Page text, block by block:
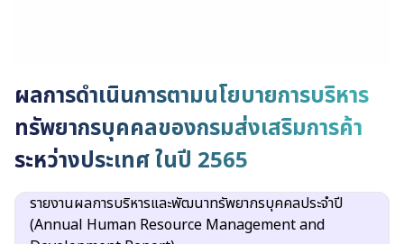
ผลการดำเนินการตามนโยบายการบริหาร
ทรัพยากรบุคคลของกรมส่งเสริมการค้า
ระหว่างประเทศ ในปี 2565
รายงานผลการบริหารและพัฒนาทรัพยากรบุคคลประจำปี
(Annual Human Resource Management and